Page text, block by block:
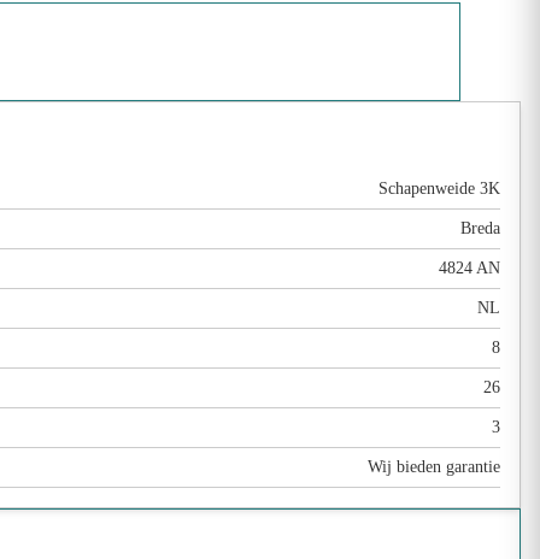
Schapenweide 3K
Breda
4824 AN
NL
8
26
3
Wij bieden garantie